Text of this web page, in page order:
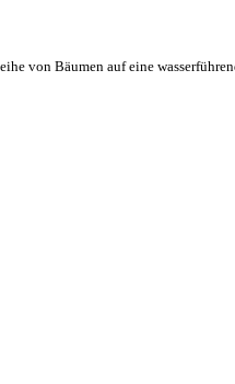
von Bäumen auf eine